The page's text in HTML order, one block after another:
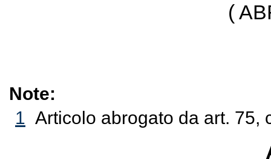
(
Note:
1 Articolo abrogato da art. 75,